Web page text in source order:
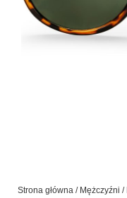
Strona główna / Mężczyźni /